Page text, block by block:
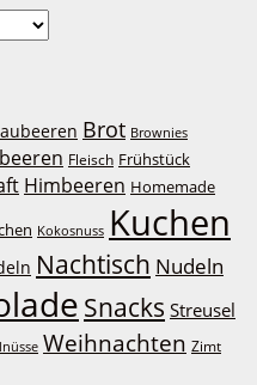
Brot Brownies
Fleisch Frühstück
Himbeeren Homemade
Kokosnuss Kuchen
Nachtisch Nudeln
Snacks Streusel
Weihnachten Zimt